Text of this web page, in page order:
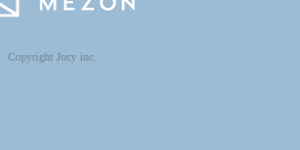
Copyright Jocy inc.